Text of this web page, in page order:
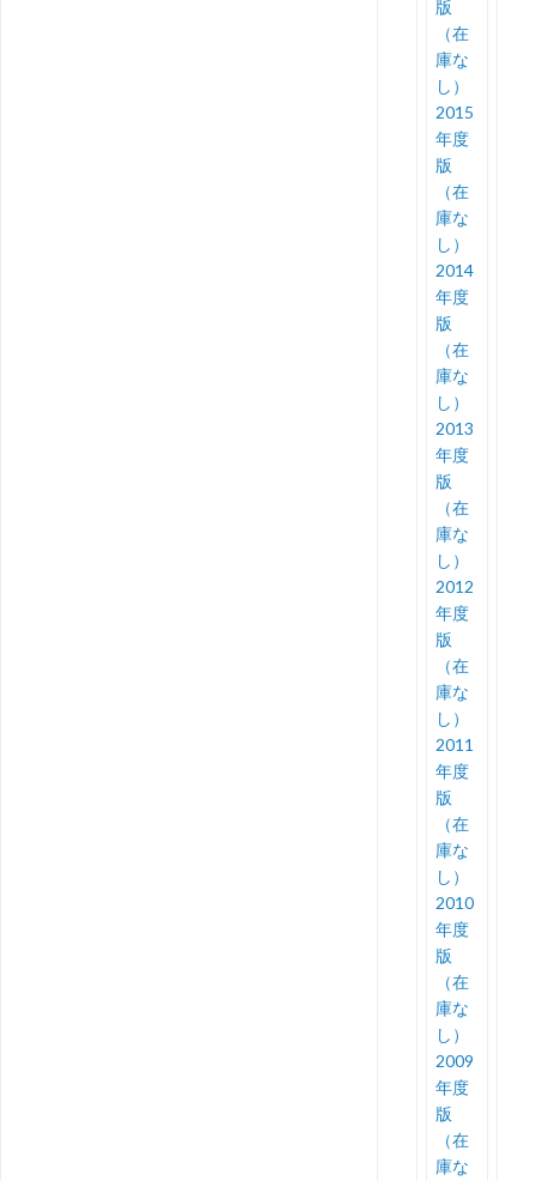
版
（在
庫な
し）
2015
年度
版
（在
庫な
し）
2014
年度
版
（在
庫な
し）
2013
年度
版
（在
庫な
し）
2012
年度
版
（在
庫な
し）
2011
年度
版
（在
庫な
し）
2010
年度
版
（在
庫な
し）
2009
年度
版
（在
庫な